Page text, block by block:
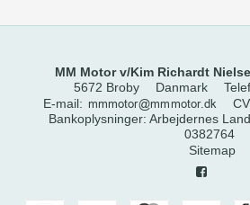
MM Motor v/Kim Richardt
5672 Broby
Danmark
E-mail:
Bankoplysninger: Arbejdernes
0382764
Sitemap